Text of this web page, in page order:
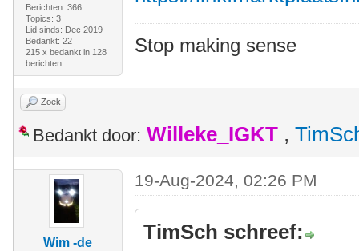
Berichten: 366
Topics: 3
Lid sinds: Dec 2019
Bedankt: 22
215 x bedankt in 128
berichten
Stop making sense
Zoek
Bedankt door: Willeke_IGKT ,
Wim -de
19-Aug-2024, 02:26 PM
TimSch schreef: